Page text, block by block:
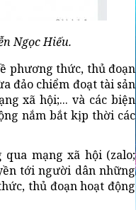
Ngọc Hiếu.
phương thức, thủ đoạn
đảo chiểm đoạt tài sản
xã hội;... và các biện
nắm bắt kịp thời các
mạng xã hội (zalo;
tới người dân những
thủ đoạn hoạt động